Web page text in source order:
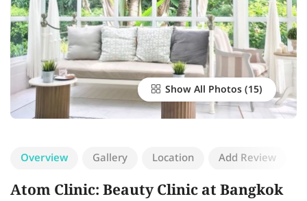
Show All Photos
Overview Gallery Location Add Review
Atom Clinic: Beauty Clinic at Bangkok